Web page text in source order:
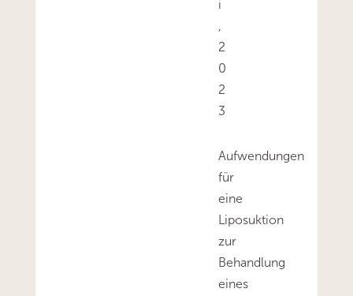
i
,
2
0
2
3
Aufwendungen
für
eine
Liposuktion
zur
Behandlung
eines